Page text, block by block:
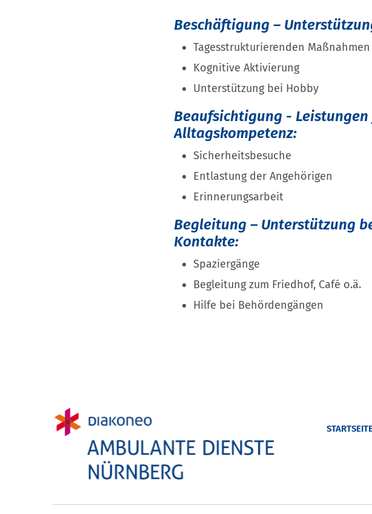
Beschäftigung –
Tagesstrukturierenden Maßnahmen
Kognitive Aktivierung
Unterstützung bei Hobby
Beaufsichtigung -
Alltagskompetenz:
Sicherheitsbesuche
Entlastung der Angehörigen
Erinnerungsarbeit
Begleitung – Unterstützung
Kontakte:
Spaziergänge
Begleitung zum Friedhof, Café o.ä.
Hilfe bei Behördengängen